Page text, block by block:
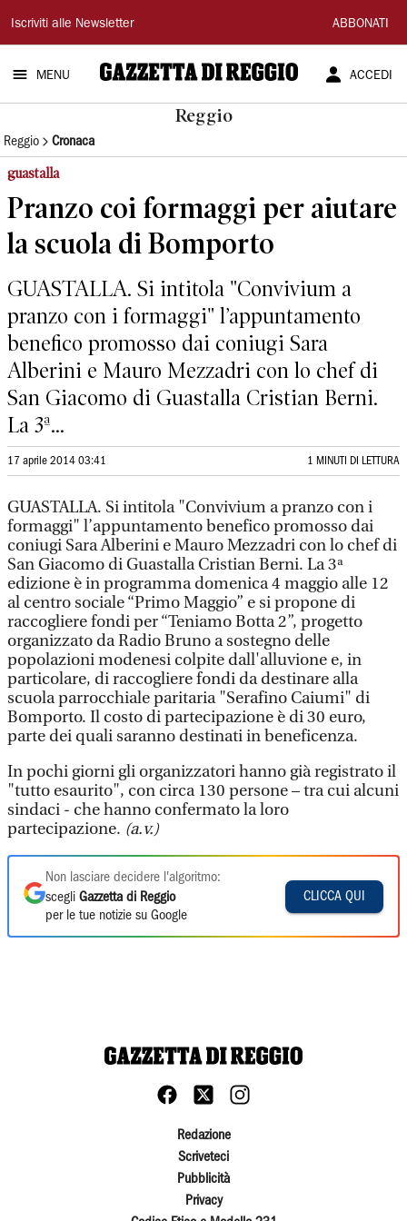
Gazzetta
di
Reggio
Iscriviti alle Newsletter ABBONATI
MENU ACCEDI
Reggio
Reggio Cronaca
guastalla
Pranzo coi formaggi per aiutare
la scuola di Bomporto
GUASTALLA. Si intitola "Convivium a
pranzo con i formaggi" l’appuntamento
benefico promosso dai coniugi Sara
Alberini e Mauro Mezzadri con lo chef di
San Giacomo di Guastalla Cristian Berni.
La 3ª...
17 aprile 2014 03:41 1 MINUTI DI LETTURA
GUASTALLA. Si intitola "Convivium a pranzo con i
formaggi" l’appuntamento benefico promosso dai
coniugi Sara Alberini e Mauro Mezzadri con lo chef di
San Giacomo di Guastalla Cristian Berni. La 3ª
edizione è in programma domenica 4 maggio alle 12
al centro sociale “Primo Maggio” e si propone di
raccogliere fondi per “Teniamo Botta 2”, progetto
organizzato da Radio Bruno a sostegno delle
popolazioni modenesi colpite dall'alluvione e, in
particolare, di raccogliere fondi da destinare alla
scuola parrocchiale paritaria "Serafino Caiumi" di
Bomporto. Il costo di partecipazione è di 30 euro,
parte dei quali saranno destinati in beneficenza.
In pochi giorni gli organizzatori hanno già registrato il
"tutto esaurito", con circa 130 persone – tra cui alcuni
sindaci - che hanno confermato la loro
partecipazione. (a.v.)
Non lasciare decidere l'algoritmo:
scegli Gazzetta di Reggio
per le tue notizie su Google
CLICCA QUI
Redazione
Scriveteci
Pubblicità
Privacy